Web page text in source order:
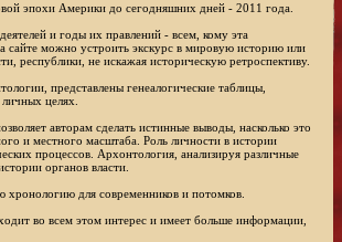
эпохи Америки до сегодняшних дней - 2011 года.
и годы их правлений - всем, кому эта
сайте можно устроить экскурс в мировую историю или
республики, не искажая историческую ретроспективу.
представлены генеалогические таблицы,
целях.
авторам сделать истинные выводы, насколько это
и местного масштаба. Роль личности в истории
процессов. Архонтология, анализируя различные
органов власти.
для современников и потомков.
во всем этом интерес и имеет больше информации,